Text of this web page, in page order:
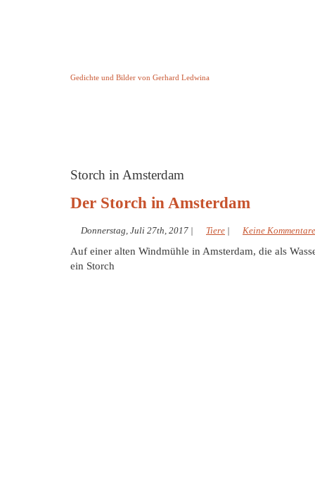
Gedichte und Bilder von Gerhard Ledwina
Storch in Amsterdam
Der Storch in Amsterdam
Donnerstag, Juli 27th, 2017 | Tiere | Keine Kommentare
Auf einer alten Windmühle in Amsterdam, die als
ein Storch